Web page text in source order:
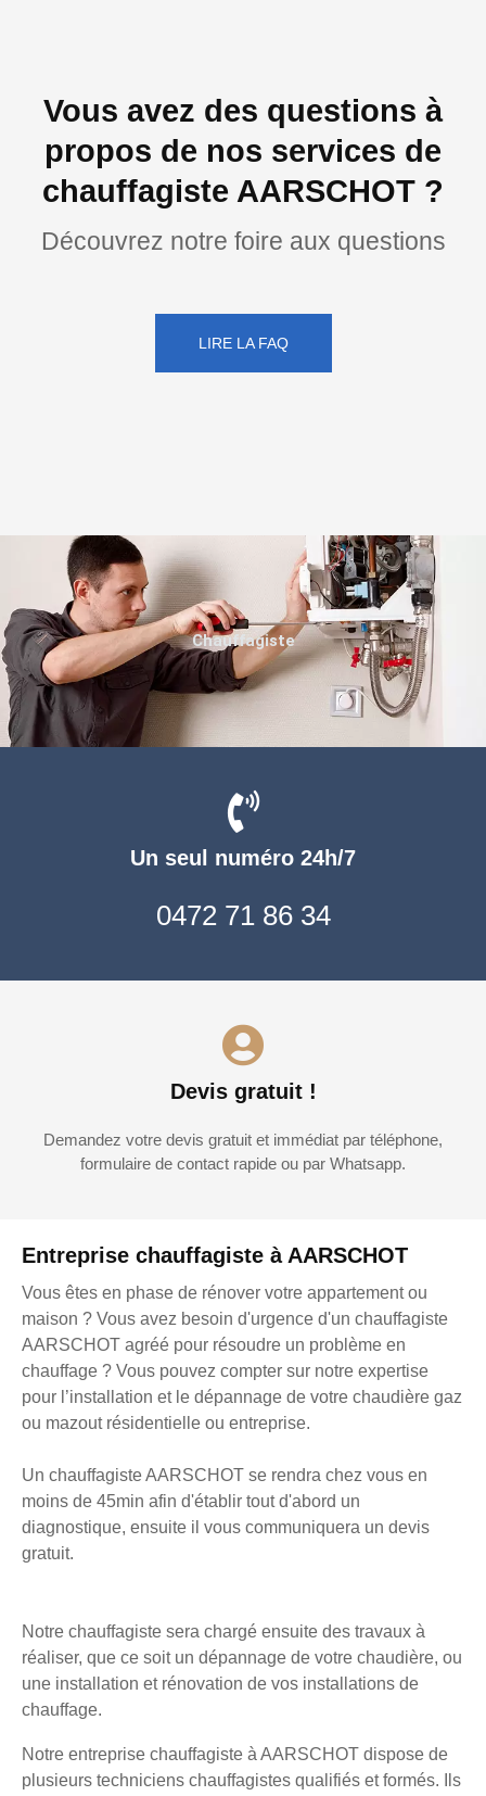
Vous avez des questions à
propos de nos services de
chauffagiste AARSCHOT ?
Découvrez notre foire aux questions
LIRE LA FAQ
Entreprise chauffagiste à AARSCHOT
Vous êtes en phase de rénover votre appartement ou
maison ? Vous avez besoin d'urgence d'un chauffagiste
AARSCHOT agréé pour résoudre un problème en
chauffage ? Vous pouvez compter sur notre expertise
pour l’installation et le dépannage de votre chaudière gaz
ou mazout résidentielle ou entreprise.
Un chauffagiste AARSCHOT se rendra chez vous en
moins de 45min afin d'établir tout d'abord un
diagnostique, ensuite il vous communiquera un devis
gratuit.
Notre chauffagiste sera chargé ensuite des travaux à
réaliser, que ce soit un dépannage de votre chaudière, ou
une installation et rénovation de vos installations de
chauffage.
Notre entreprise chauffagiste à AARSCHOT dispose de
plusieurs techniciens chauffagistes qualifiés et formés. Ils
Un seul numéro 24h/7
0472 71 86 34
Devis gratuit !
Demandez votre devis gratuit et immédiat par téléphone,
formulaire de contact rapide ou par Whatsapp.
Chauffagiste